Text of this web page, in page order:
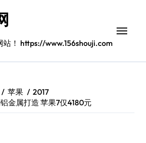
站！ https://www.156shouji.com
苹果
2017
金属打造 苹果7仅4180元